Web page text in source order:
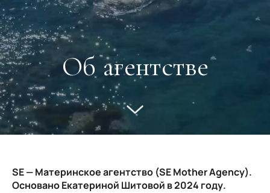
Об агентстве
SE — Материнское агентство (SE Mother Agency).
Основано Екатериной Шитовой в 2024 году.